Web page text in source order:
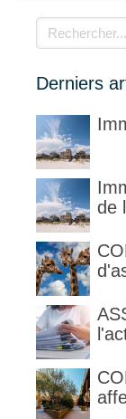
Rechercher
Derniers
de
la